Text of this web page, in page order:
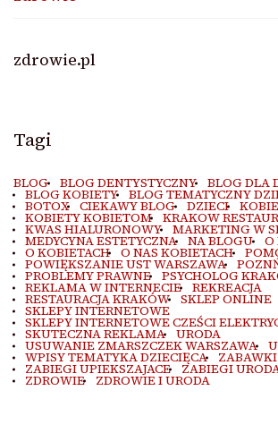
zdrowie.pl
Tagi
BLOG BLOG DENTYSTYCZNY BLOG DLA
BLOG KOBIETY BLOG TEMATYCZNY
BOTOX CIEKAWY BLOG DZIECI
KOBIETY KOBIETOM KRAKOW
KWAS HIALURONOWY MARKETING W
MEDYCYNA ESTETYCZNA NA BLOGU O
O KOBIETACH O NAS KOBIETACH
POWIĘKSZANIE UST WARSZAWA
PROBLEMY PRAWNE PSYCHOLOG
REKLAMA W INTERNECIE REKREACJA
RESTAURACJA KRAKÓW SKLEP ONLINE
SKLEPY INTERNETOWE
SKLEPY INTERNETOWE CZEŚCI
SKUTECZNA REKLAMA URODA
USUWANIE ZMARSZCZEK WARSZAWA
WPISY TEMATYKA DZIECIĘCA ZABAWKI
ZABIEGI UPIEKSZAJACE ZABIEGI
ZDROWIE ZDROWIE I URODA